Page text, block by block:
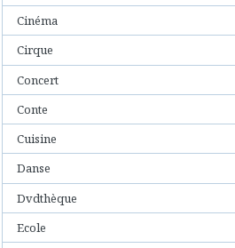
Cinéma
Cirque
Concert
Conte
Cuisine
Danse
Dvdthèque
Ecole